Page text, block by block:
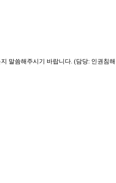
말씀해주시기 바랍니다. (담당: 인권침